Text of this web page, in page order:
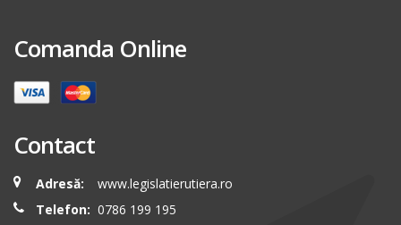
Comanda Online
Contact
Adresă:
www.legislatierutiera.ro
Telefon: 0786 199 195